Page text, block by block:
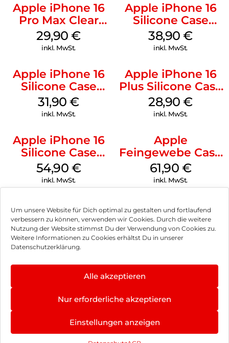
Um unsere Website für Dich optimal zu gestalten und fortlaufend
verbessern zu können, verwenden wir Cookies. Durch die weitere
Nutzung der Website stimmst Du der Verwendung von Cookies zu.
Weitere Informationen zu Cookies erhältst Du in unserer
Datenschutzerklärung.
Alle akzeptieren
Nur erforderliche akzeptieren
Einstellungen anzeigen
Apple iPhone 16
Pro Max Clear
Case MagSafe
Transparent
29,90€
inkl. MwSt.
Apple iPhone 16
Silicone Case
MagSafe
Ultramarine
38,90€
inkl. MwSt.
Apple iPhone 16
Silicone Case
MagSafe Fuchsia
31,90€
inkl. MwSt.
Apple iPhone 16
Plus Silicone Case
MagSafe Black
28,90€
inkl. MwSt.
Apple iPhone 16
Silicone Case
MagSafe Black
54,90 €
inkl. MwSt.
Apple
Feingewebe Case
iPhone 15 Pro
MagSafe Schwarz
61,90 €
inkl. MwSt.
Impressum
Hinweis zur Batterieentsorgung
Newsletter